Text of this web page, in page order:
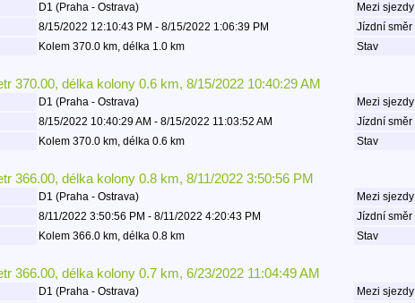
D1 (Praha - Ostrava) Mezi sjezdy
8/15/2022 12:10:43 PM - 8/15/2022 1:06:39 PM Jízdní směr
Kolem 370.0 km, délka 1.0 km Stav
370.00, délka kolony 0.6 km, 8/15/2022 10:40:29 AM
D1 (Praha - Ostrava) Mezi sjezdy
8/15/2022 10:40:29 AM - 8/15/2022 11:03:52 AM Jízdní směr
Kolem 370.0 km, délka 0.6 km Stav
366.00, délka kolony 0.8 km, 8/11/2022 3:50:56 PM
D1 (Praha - Ostrava) Mezi sjezdy
8/11/2022 3:50:56 PM - 8/11/2022 4:20:43 PM Jízdní směr
Kolem 366.0 km, délka 0.8 km Stav
366.00, délka kolony 0.7 km, 6/23/2022 11:04:49 AM
D1 (Praha - Ostrava) Mezi sjezdy